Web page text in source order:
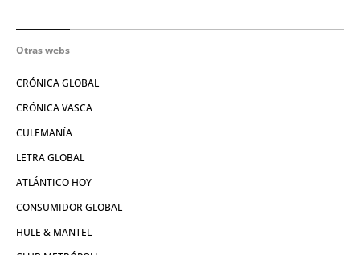
Otras webs
CRÓNICA GLOBAL
CRÓNICA VASCA
CULEMANÍA
LETRA GLOBAL
ATLÁNTICO HOY
CONSUMIDOR GLOBAL
HULE & MANTEL